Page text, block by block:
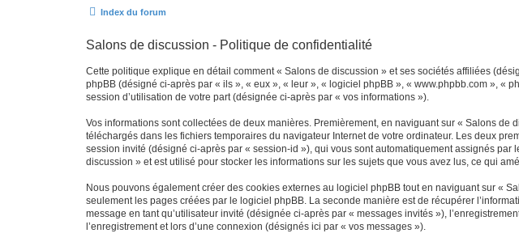
Index du forum
Salons de discussion - Politique de confidentialité
Cette politique explique en détail comment « Salons de discussion » et ses sociétés affiliées
phpBB (désigné ci-après par « ils », « eux », « leur », « logiciel phpBB », « www.phpbb.com », «
session d’utilisation de votre part (désignée ci-après par « vos informations »).
Vos informations sont collectées de deux manières. Premièrement, en naviguant sur « Salons
téléchargés dans les fichiers temporaires du navigateur Internet de votre ordinateur. Les deux
session invité (désigné ci-après par « session-id »), qui vous sont automatiquement assignés
discussion » et est utilisé pour stocker les informations sur les sujets que vous avez lus, ce qui
Nous pouvons également créer des cookies externes au logiciel phpBB tout en naviguant sur «
seulement les pages créées par le logiciel phpBB. La seconde manière est de récupérer
message en tant qu’utilisateur invité (désignée ci-après par « messages invités »),
l’enregistrement et lors d’une connexion (désignés ici par « vos messages »).